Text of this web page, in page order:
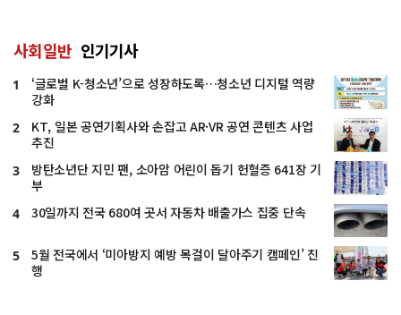
사회일반 인기기사
1
‘글로벌 K-청소년’으로 성장하도록…청소년 디지털 역량
강화
2
KT, 일본 공연기획사와 손잡고 AR·VR 공연 콘텐츠 사업
추진
3
방탄소년단 지민 팬, 소아암 어린이 돕기 헌혈증 641장 기
부
4 30일까지 전국 680여 곳서 자동차 배출가스 집중 단속
5
5월 전국에서 ‘미아방지 예방 목걸이 달아주기 캠페인’ 진
행